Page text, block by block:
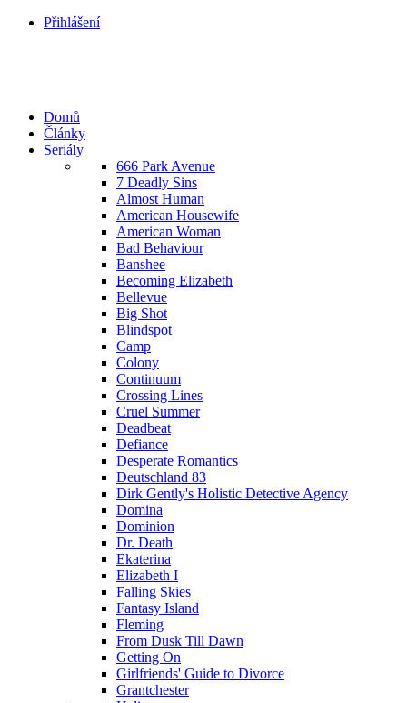
Přihlášení
Domů
Články
Seriály
666 Park Avenue
7 Deadly Sins
Almost Human
American Housewife
American Woman
Bad Behaviour
Banshee
Becoming Elizabeth
Bellevue
Big Shot
Blindspot
Camp
Colony
Continuum
Crossing Lines
Cruel Summer
Deadbeat
Defiance
Desperate Romantics
Deutschland 83
Dirk Gently's Holistic Detective Agency
Domina
Dominion
Dr. Death
Ekaterina
Elizabeth I
Falling Skies
Fantasy Island
Fleming
From Dusk Till Dawn
Getting On
Girlfriends' Guide to Divorce
Grantchester